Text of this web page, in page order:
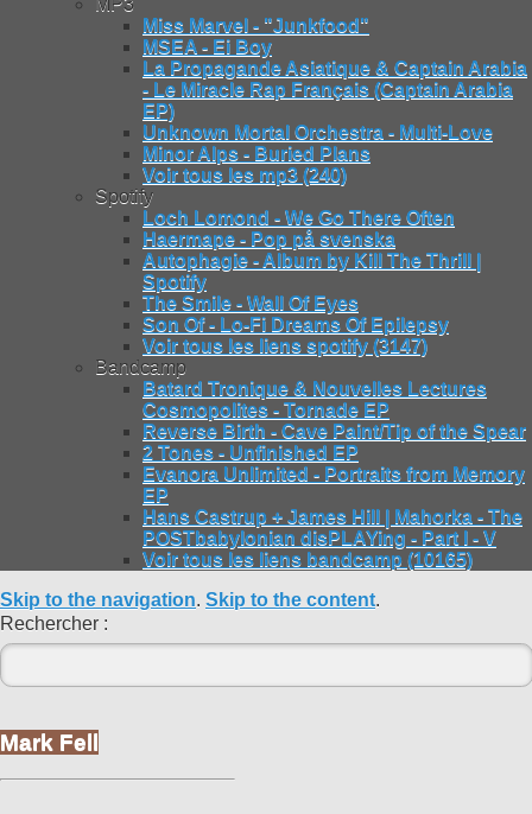
MP3
Miss Marvel - "Junkfood"
MSEA - Ei Boy
La Propagande Asiatique & Captain Arabia
- Le Miracle Rap Français (Captain Arabia
EP)
Unknown Mortal Orchestra - Multi-Love
Minor Alps - Buried Plans
Voir tous les mp3 (240)
Spotify
Loch Lomond - We Go There Often
Haermape - Pop på svenska
Autophagie - Album by Kill The Thrill |
Spotify
The Smile - Wall Of Eyes
Son Of - Lo-Fi Dreams Of Epilepsy
Voir tous les liens spotify (3147)
Bandcamp
Batard Tronique & Nouvelles Lectures
Cosmopolites - Tornade EP
Reverse Birth - Cave Paint/Tip of the Spear
2 Tones - Unfinished EP
Evanora Unlimited - Portraits from Memory
EP
Hans Castrup + James Hill | Mahorka - The
POSTbabylonian disPLAYing - Part I - V
Voir tous les liens bandcamp (10165)
Skip to the navigation. Skip to the content.
Rechercher :
Mark Fell